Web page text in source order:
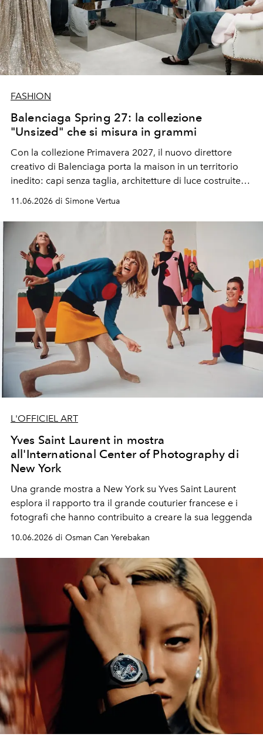
FASHION
Balenciaga Spring 27: la collezione
"Unsized" che si misura in grammi
Con la collezione Primavera 2027, il nuovo direttore
creativo di Balenciaga porta la maison in un territorio
inedito: capi senza taglia, architetture di luce costruite
intorno al corpo, e un manifesto filosofico sulla libertà
11.06.2026 di Simone Vertua
L'OFFICIEL ART
Yves Saint Laurent in mostra
all'International Center of Photography di
New York
Una grande mostra a New York su Yves Saint Laurent
esplora il rapporto tra il grande couturier francese e i
fotografi che hanno contribuito a creare la sua leggenda
10.06.2026 di Osman Can Yerebakan